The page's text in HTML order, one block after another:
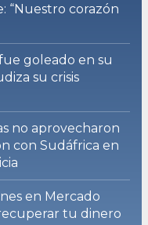
“Nuestro corazón
goleado en su
su crisis
no aprovecharon
con Sudáfrica en
en Mercado
tu dinero